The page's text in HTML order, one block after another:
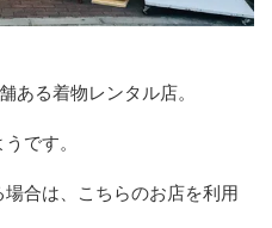
ある着物レンタル店。
です。
合は、こちらのお店を利用